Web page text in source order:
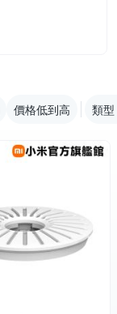
價格低到高 類型